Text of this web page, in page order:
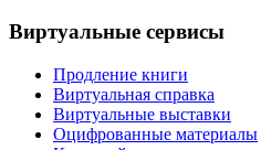
Виртуальные сервисы
Продление книги
Виртуальная справка
Виртуальные выставки
Оцифрованные материалы